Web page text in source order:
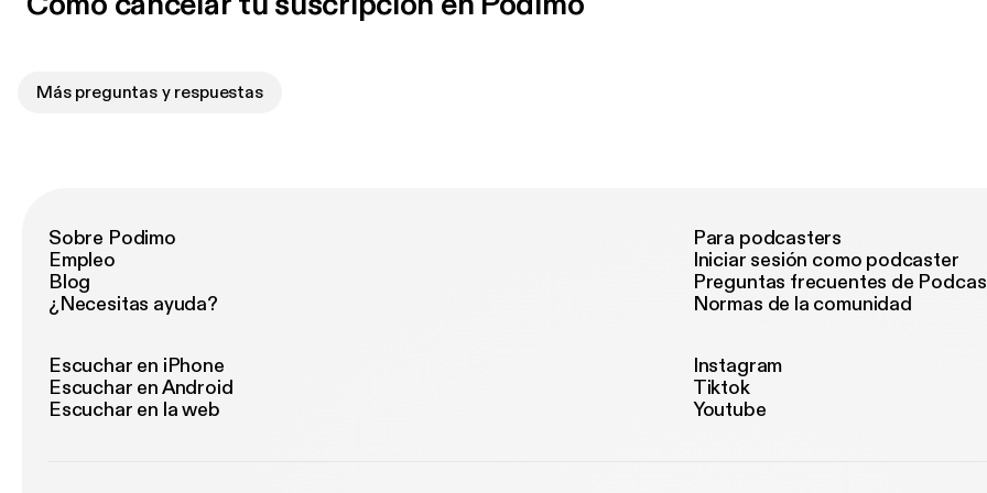
Más preguntas y respuestas
Sobre Podimo
Empleo
Blog
¿Necesitas ayuda?
Para podcasters
Iniciar sesión como podcaster
Preguntas frecuentes de
Normas de la comunidad
Escuchar en iPhone
Escuchar en Android
Escuchar en la web
Instagram
Tiktok
Youtube